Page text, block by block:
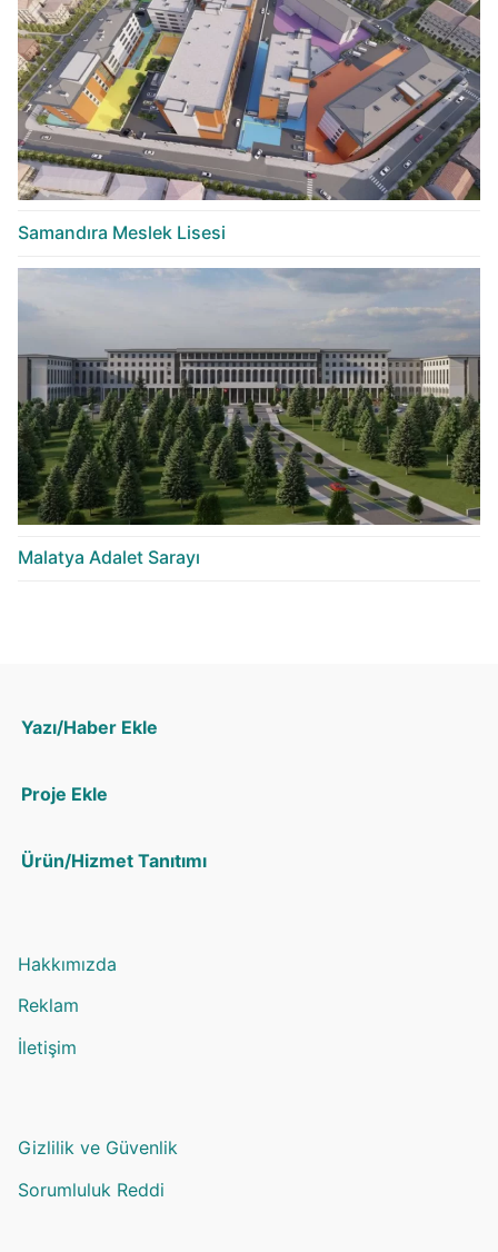
Samandıra Meslek Lisesi
Malatya Adalet Sarayı
Yazı/Haber Ekle
Proje Ekle
Ürün/Hizmet Tanıtımı
Hakkımızda
Reklam
İletişim
Gizlilik ve Güvenlik
Sorumluluk Reddi